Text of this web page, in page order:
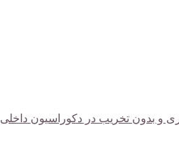
و بدون تخریب در دکوراسیون داخلی